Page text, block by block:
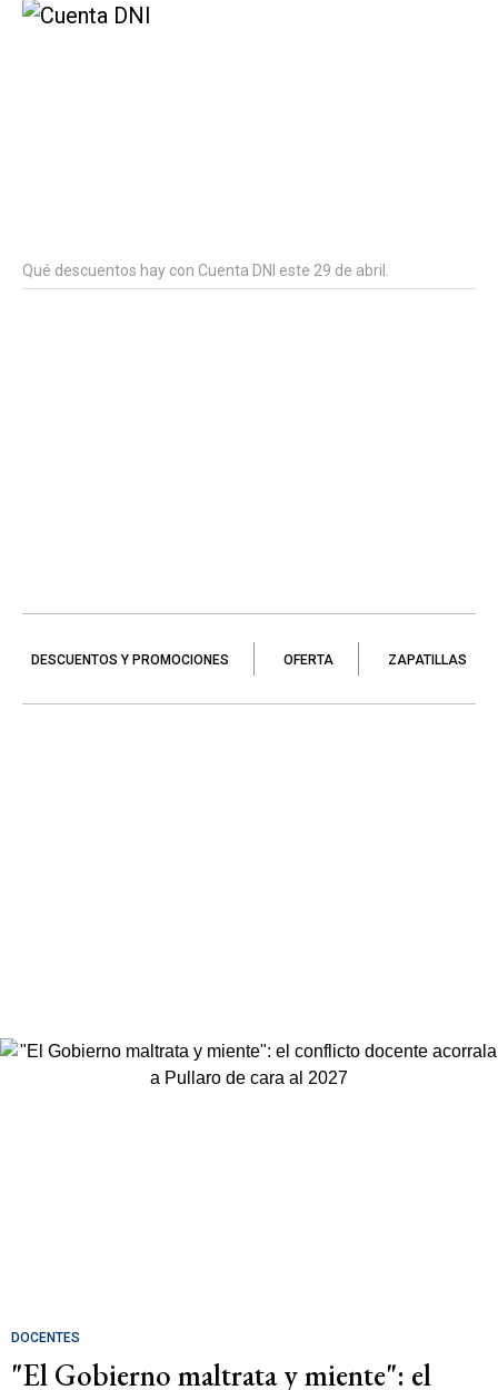
Qué descuentos hay con Cuenta DNI este 29 de abril.
DESCUENTOS Y PROMOCIONES OFERTA ZAPATILLAS
DOCENTES
"El Gobierno maltrata y miente": el